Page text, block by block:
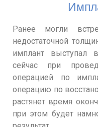
Ранее могли
недостаточной
имплант выступал
сейчас при
операцией по
операцию по
растянет время
при этом будет